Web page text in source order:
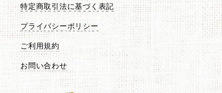
特定商取引法に基づく表記
プライバシーポリシー
ご利用規約
お問い合わせ